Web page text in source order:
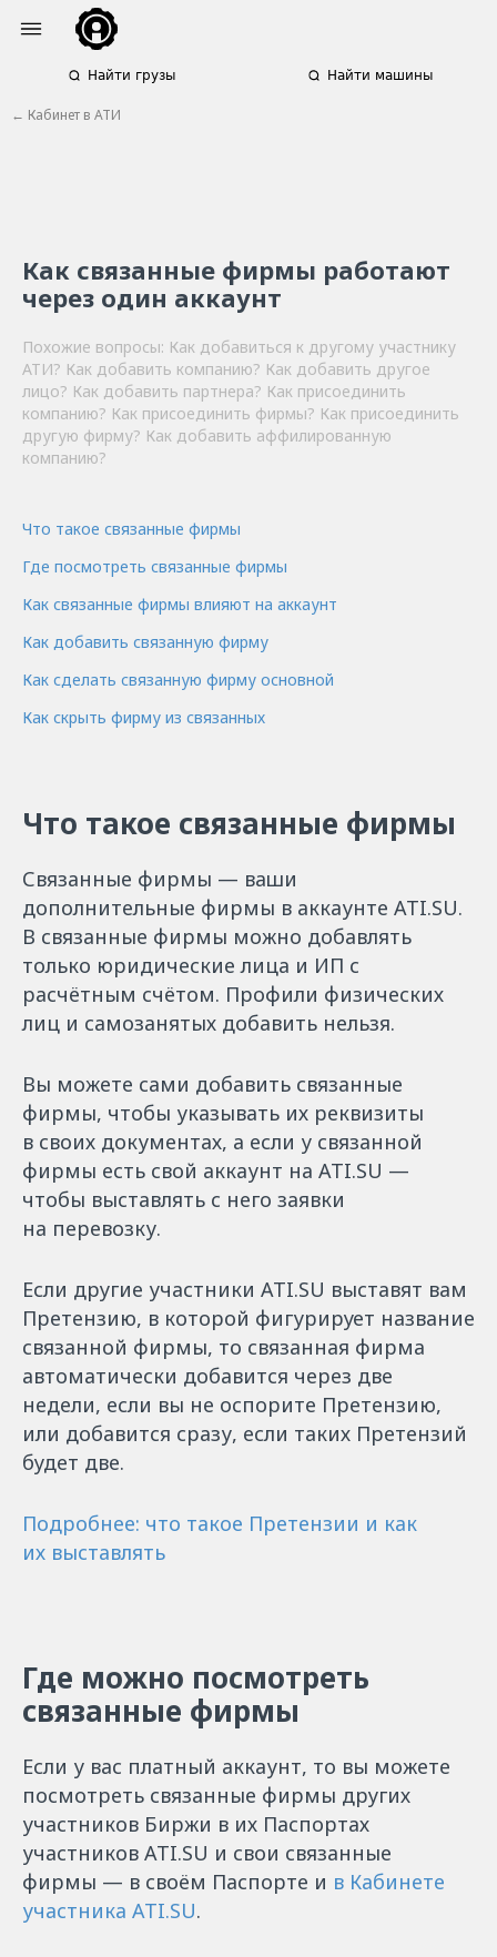
Найти грузы Найти машины
← Кабинет в АТИ
Как связанные фирмы работают
через один аккаунт
Похожие вопросы: Как добавиться к другому участнику
АТИ? Как добавить компанию? Как добавить другое
лицо? Как добавить партнера? Как присоединить
компанию? Как присоединить фирмы? Как присоединить
другую фирму? Как добавить аффилированную
компанию?
Что такое связанные фирмы
Где посмотреть связанные фирмы
Как связанные фирмы влияют на аккаунт
Как добавить связанную фирму
Как сделать связанную фирму основной
Как скрыть фирму из связанных
Что такое связанные фирмы
Связанные фирмы — ваши
дополнительные фирмы в аккаунте ATI.SU.
В связанные фирмы можно добавлять
только юридические лица и ИП с
расчётным счётом. Профили физических
лиц и самозанятых добавить нельзя.
Вы можете сами добавить связанные
фирмы, чтобы указывать их реквизиты
в своих документах, а если у связанной
фирмы есть свой аккаунт на ATI.SU —
чтобы выставлять с него заявки
на перевозку.
Если другие участники ATI.SU выставят вам
Претензию, в которой фигурирует название
связанной фирмы, то связанная фирма
автоматически добавится через две
недели, если вы не оспорите Претензию,
или добавится сразу, если таких Претензий
будет две.
Подробнее: что такое Претензии и как
их выставлять
Где можно посмотреть
связанные фирмы
Если у вас платный аккаунт, то вы можете
посмотреть связанные фирмы других
участников Биржи в их Паспортах
участников ATI.SU и свои связанные
фирмы — в своём Паспорте и в Кабинете
участника ATI.SU.